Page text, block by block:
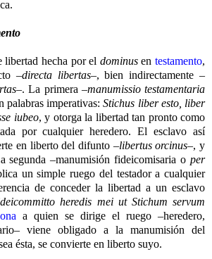
libertad hecha por el dominusentestamento,
–directa libertas–, bien indirectamente –
–. La primera –manumissio testamentaria
palabras imperativas:Stichus liber esto, liber
iubeo, y otorga la libertad tan pronto como
por cualquier heredero. El esclavo así
en liberto del difunto –libertus orcinus–, y
segunda –manumisión fideicomisaria o per
un simple ruego del testador a cualquier
de conceder la libertad a un esclavo
heredis mei ut Stichum servum
a quien se dirige el ruego –heredero,
viene obligado a la manumisión del
ésta, se convierte en liberto suyo.